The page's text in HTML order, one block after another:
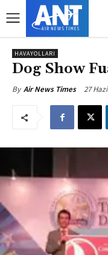
HAVAYOLLARI
Dog Show
By Air News Times 27